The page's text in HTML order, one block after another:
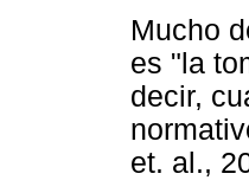
Mucho
es "la
decir,
et. al.,